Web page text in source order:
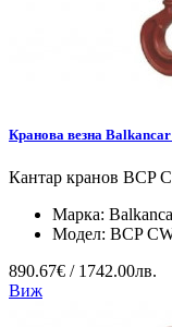
Кранова везна
Кантар кранов BCP
Марка:
Модел: BCP
890.67€ / 1742.00лв.
Виж